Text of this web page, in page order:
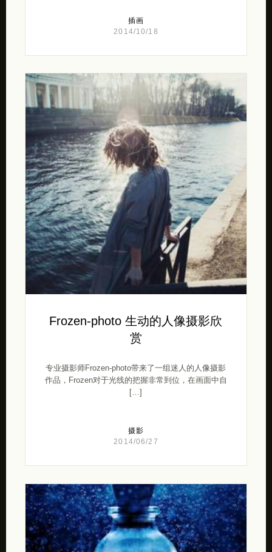
插画
2014/10/18
Frozen-photo 生动的人像摄影欣
赏
专业摄影师Frozen-photo带来了一组迷人的人像摄影
作品，Frozen对于光线的把握非常到位，在画面中自
[…]
摄影
2014/06/27